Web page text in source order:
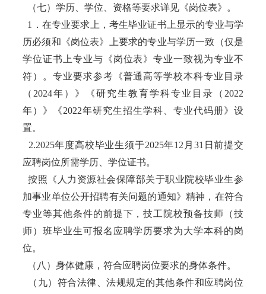
（七）学历、学位、资格等要求详见《岗位表》。
1．在专业要求上，考生毕业证书上显示的专业与学
历必须和《岗位表》上要求的专业与学历一致（仅是
学位证书上专业与《岗位表》专业一致视为专业不
符）。专业要求参考《普通高等学校本科专业目录
（2024年）》《研究生教育学科专业目录（2022
年）》《2022年研究生招生学科、专业代码册》设
置。
2.2025年度高校毕业生须于2025年12月31日前提交
应聘岗位所需学历、学位证书。
按照《人力资源社会保障部关于职业院校毕业生参
加事业单位公开招聘有关问题的通知》精神，在符合
专业等其他条件的前提下，技工院校预备技师（技
师）班毕业生可报名应聘学历要求为大学本科的岗
位。
（八）身体健康，符合应聘岗位要求的身体条件。
（九）符合法律、法规规定的其他条件和应聘岗位